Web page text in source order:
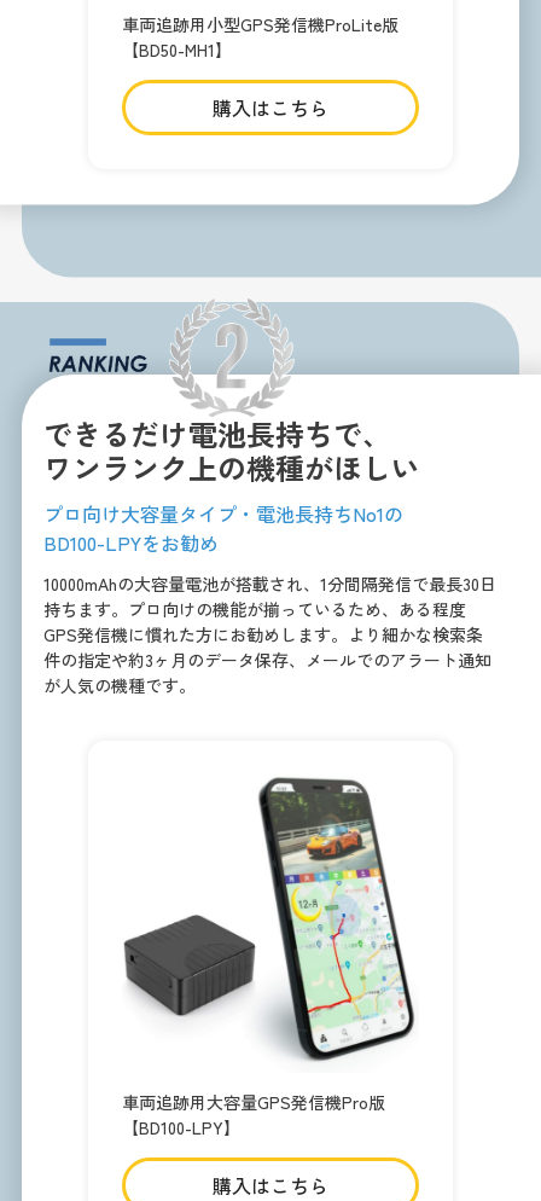
車両追跡用小型GPS発信機ProLite版
【BD50-MH1】
購入はこちら
できるだけ電池長持ちで、
ワンランク上の機種がほしい
プロ向け大容量タイプ・電池長持ちNo1の
BD100-LPYをお勧め
10000mAhの大容量電池が搭載され、1分間隔発信で最長30日
持ちます。プロ向けの機能が揃っているため、ある程度
GPS発信機に慣れた方にお勧めします。より細かな検索条
件の指定や約3ヶ月のデータ保存、メールでのアラート通知
が人気の機種です。
車両追跡用大容量GPS発信機Pro版
【BD100-LPY】
購入はこちら